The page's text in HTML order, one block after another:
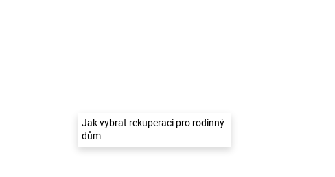
Jak vybrat rekuperaci pro rodinný
dům